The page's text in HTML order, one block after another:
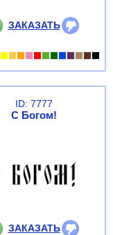
ЗАКАЗАТЬ
ID: 7777
С Богом!
ЗАКАЗАТЬ